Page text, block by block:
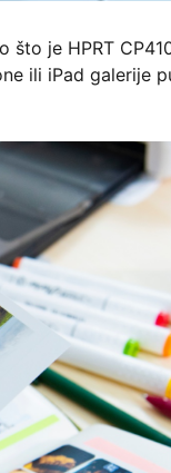
je HPRT
ili iPad galerije